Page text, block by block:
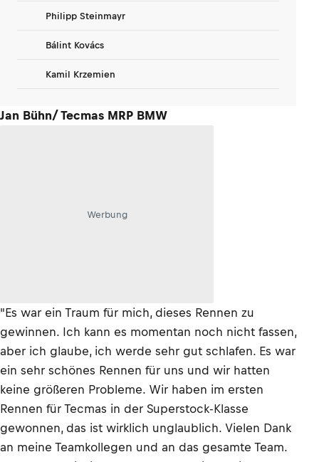
Philipp Steinmayr
Bálint Kovács
Kamil Krzemien
Jan Bühn/ Tecmas MRP BMW
Werbung
"Es war ein Traum für mich, dieses Rennen zu
gewinnen. Ich kann es momentan noch nicht fassen,
aber ich glaube, ich werde sehr gut schlafen. Es war
ein sehr schönes Rennen für uns und wir hatten
keine größeren Probleme. Wir haben im ersten
Rennen für Tecmas in der Superstock-Klasse
gewonnen, das ist wirklich unglaublich. Vielen Dank
an meine Teamkollegen und an das gesamte Team.